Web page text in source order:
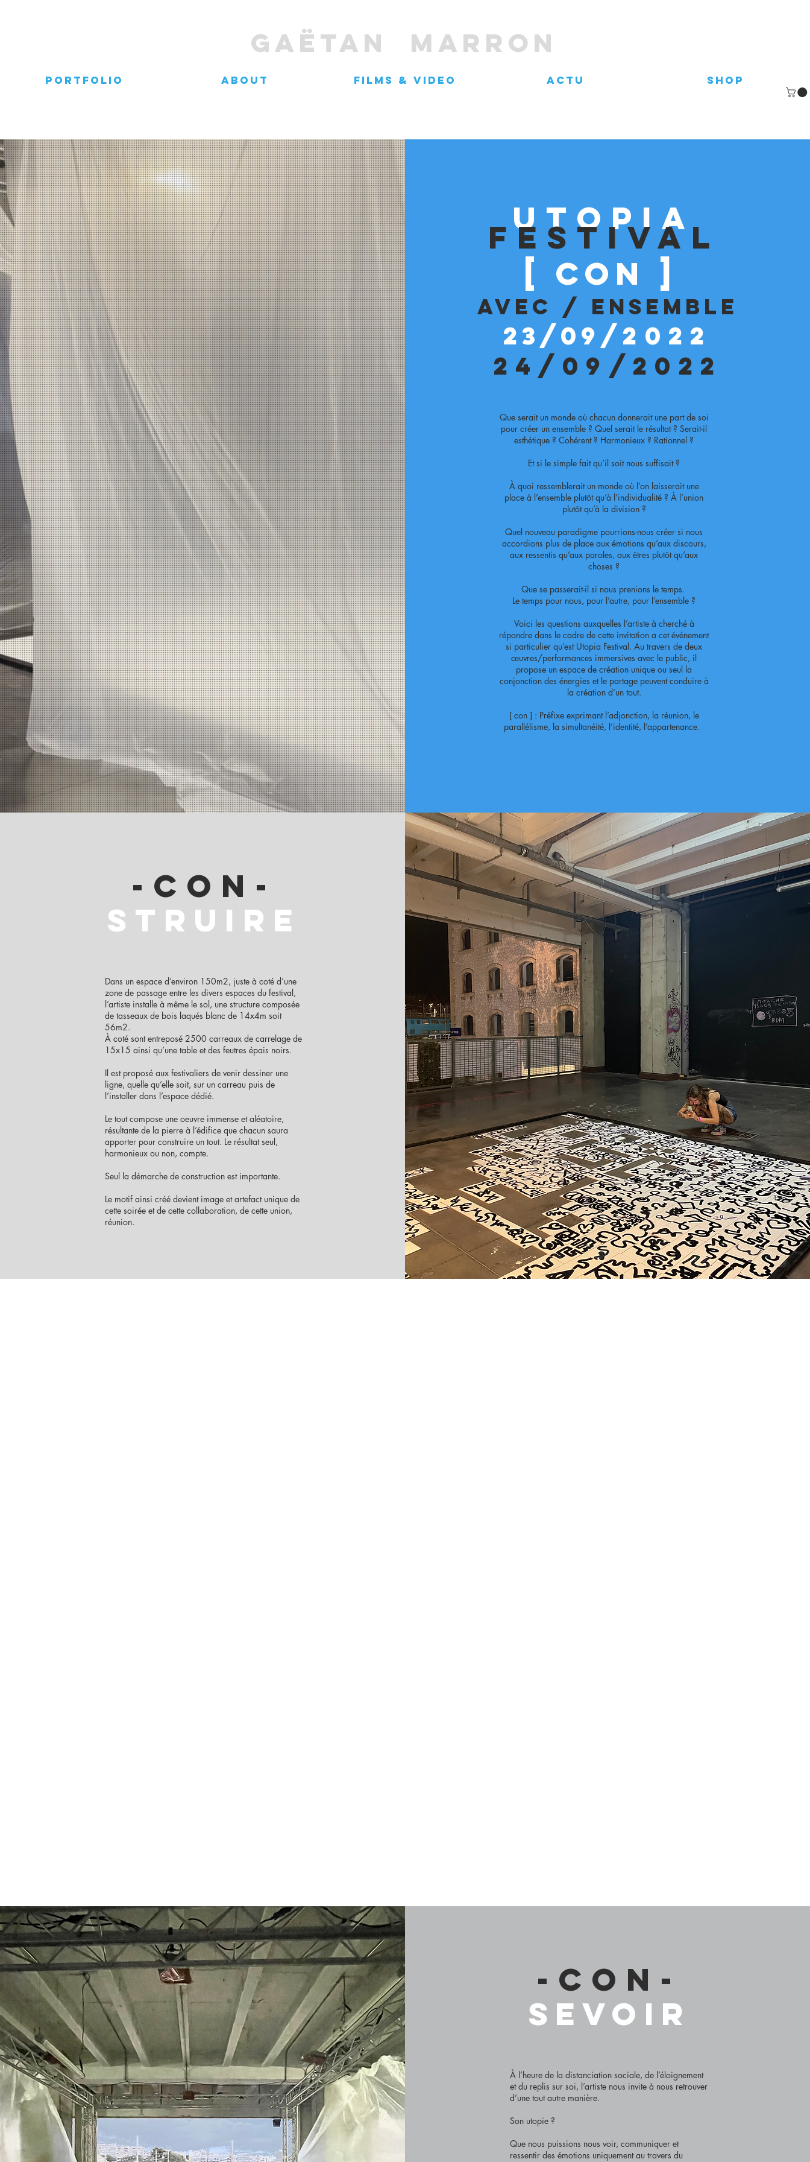
GAËTAN MARRON
portfolio about Films & Video Actu shop
utopia
festival
[ con ]
avec / ensemble
23/09/ 2022
24/09/2022
Que serait un monde où chacun donnerait une part de soi
pour créer un ensemble ? Quel serait le résultat ? Serait-il
esthétique ? Cohérent ? Harmonieux ? Rationnel ?
Et si le simple fait qu’il soit nous suffisait ?
À quoi ressemblerait un monde où l’on laisserait une
place à l’ensemble plutôt qu’à l’individualité ? À l’union
plutôt qu’à la division ?
Quel nouveau paradigme pourrions-nous créer si nous
accordions plus de place aux émotions qu’aux discours,
aux ressentis qu’aux paroles, aux êtres plutôt qu’aux
choses ?
Que se passerait-il si nous prenions le temps.
Le temps pour nous, pour l’autre, pour l’ensemble ?
Voici les questions auxquelles l’artiste à cherché à
répondre dans le cadre de cette invitation a cet événement
si particulier qu’est Utopia Festival. Au travers de deux
œuvres/performances immersives avec le public, il
propose un espace de création unique ou seul la
conjonction des énergies et le partage peuvent conduire à
la création d’un tout.
[ con ] : Préfixe exprimant l’adjonction, la réunion, le
parallélisme, la simultanéité, l’identité, l’appartenance.
-con-
struire
Dans un espace d’environ 150m2, juste à coté d’une
zone de passage entre les divers espaces du festival,
l’artiste installe à même le sol, une structure composée
de tasseaux de bois laqués blanc de 14x4m soit
56m2.
À coté sont entreposé 2500 carreaux de carrelage de
15x15 ainsi qu’une table et des feutres épais noirs.
Il est proposé aux festivaliers de venir dessiner une
ligne, quelle qu’elle soit, sur un carreau puis de
l’installer dans l’espace dédié.
Le tout compose une oeuvre immense et aléatoire,
résultante de la pierre à l’édifice que chacun saura
apporter pour construire un tout. Le résultat seul,
harmonieux ou non, compte.
Seul la démarche de construction est importante.
Le motif ainsi créé devient image et artefact unique de
cette soirée et de cette collaboration, de cette union,
réunion.
-con-
sevoir
À l’heure de la distanciation sociale, de l’éloignement
et du replis sur soi, l’artiste nous invite à nous retrouver
d’une tout autre manière.
Son utopie ?
Que nous puissions nous voir, communiquer et
ressentir des émotions uniquement au travers du